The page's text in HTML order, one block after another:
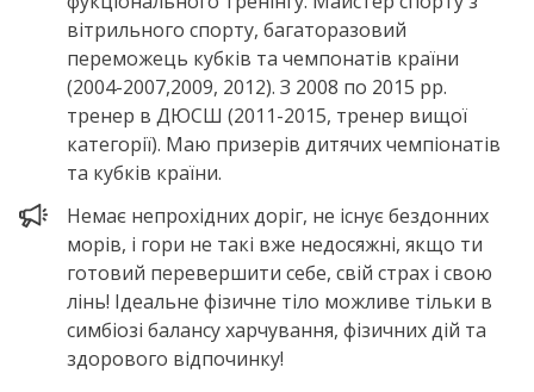
вiтрильного спорту, багаторазовий
переможець кубкiв та чемпонатiв країни
(2004-2007,2009, 2012). З 2008 по 2015 рр.
тренер в ДЮСШ (2011-2015, тренер вищої
категорiї). Маю призерiв дитячих чемпiонатiв
та кубкiв країни.
Немає непрохідних доріг, не існує бездонних
морів, і гори не такi вже недосяжнi, якщо ти
готовий перевершити себе, свій страх і свою
лінь! Ідеальне фiзичне тіло можливе тiльки в
симбiозi балансу харчування, фiзичних дiй та
здорового вiдпочинку!